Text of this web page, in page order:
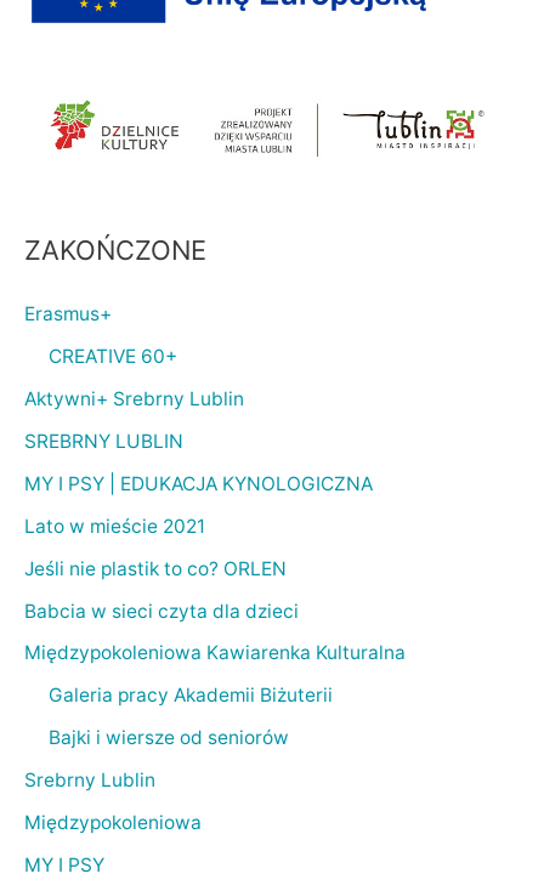
ZAKOŃCZONE
Erasmus+
CREATIVE 60+
Aktywni+ Srebrny Lublin
SREBRNY LUBLIN
MY I PSY | EDUKACJA KYNOLOGICZNA
Lato w mieście 2021
Jeśli nie plastik to co? ORLEN
Babcia w sieci czyta dla dzieci
Międzypokoleniowa Kawiarenka Kulturalna
Galeria pracy Akademii Biżuterii
Bajki i wiersze od seniorów
Srebrny Lublin
Międzypokoleniowa
MY I PSY